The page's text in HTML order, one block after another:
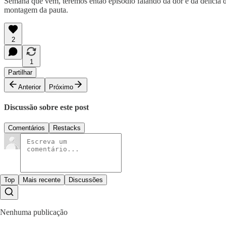
montagem da pauta.
2
1
Partilhar
Anterior
Próximo
Discussão sobre este post
Comentários Restacks
Top Mais recente Discussões
Nenhuma publicação